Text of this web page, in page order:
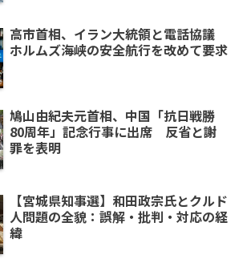
高市首相、イラン大統領と電話協議
ホルムズ海峡の安全航行を改めて要求
鳩山由紀夫元首相、中国「抗日戦勝
80周年」記念行事に出席 反省と謝
罪を表明
【宮城県知事選】和田政宗氏とクルド
人問題の全貌：誤解・批判・対応の経
緯